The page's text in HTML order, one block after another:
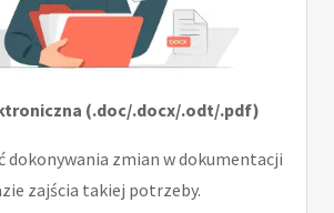
(.doc/.docx/.odt/.pdf)
dokonywania zmian w dokumentacji
zajścia takiej potrzeby.